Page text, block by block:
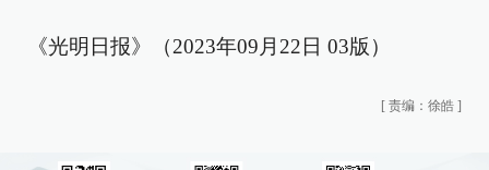
《光明日报》（2023年09月22日 03版）
[ 责编：徐皓 ]